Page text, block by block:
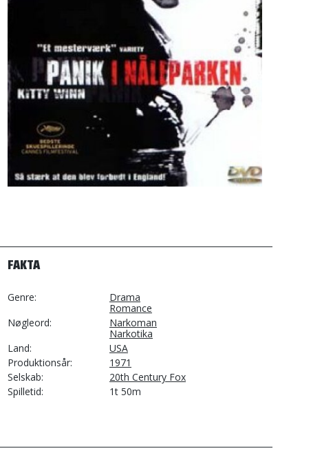
FAKTA
Genre
Drama
Romance
Nøgleord
Narkoman
Narkotika
Land
USA
Produktionsår
1971
Selskab
20th Century Fox
Spilletid
1t 50m